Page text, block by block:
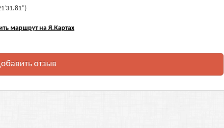
маршрут на Я.Картах
отзыв